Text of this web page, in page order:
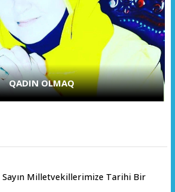
QADIN OLMAQ
Sayın Milletvekillerimize Tarihi Bir